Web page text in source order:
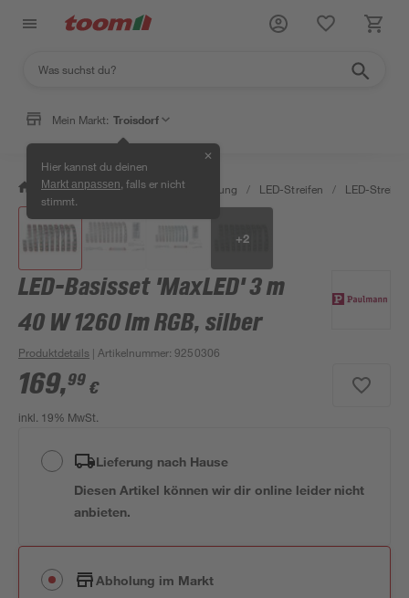
Mein Markt: Troisdorf
Hier kannst du deinen
Markt anpassen , falls er nicht
stimmt.
✕
/ Wohnen & Haushalt / Beleuchtung / LED-Streifen / LED-
+2
LED-Basisset 'MaxLED' 3 m
40 W 1260 lm RGB, silber
Produktdetails | Artikelnummer:9250306
169,99 €
inkl. 19% MwSt.
Lieferung nach Hause
Diesen Artikel können wir dir online leider nicht
anbieten.
Abholung im Markt